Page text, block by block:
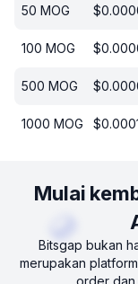
50 MOG $
100 MOG $
500 MOG $
1000 MOG $
Mulai
Bitsgap bukan
merupakan
order dan